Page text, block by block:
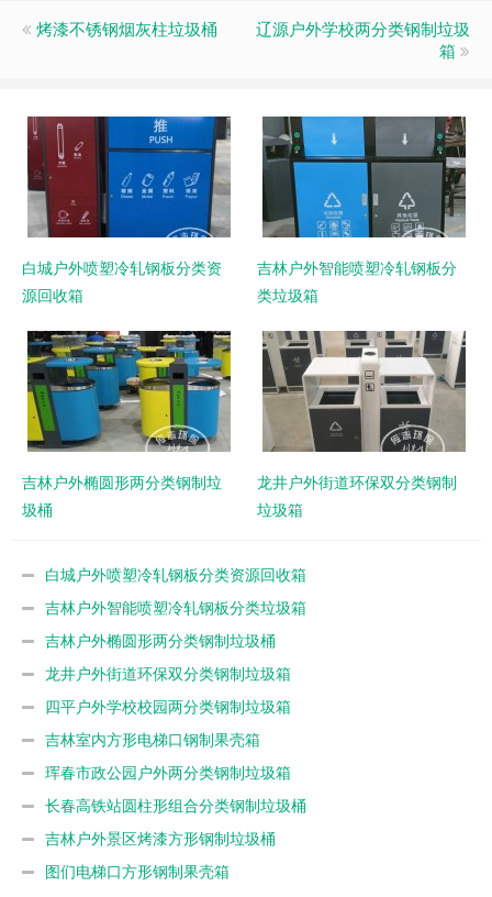
烤漆不锈钢烟灰柱垃圾桶
辽源户外学校两分类钢制垃圾
箱
白城户外喷塑冷轧钢板分类资
源回收箱
吉林户外智能喷塑冷轧钢板分
类垃圾箱
吉林户外椭圆形两分类钢制垃
圾桶
龙井户外街道环保双分类钢制
垃圾箱
白城户外喷塑冷轧钢板分类资源回收箱
吉林户外智能喷塑冷轧钢板分类垃圾箱
吉林户外椭圆形两分类钢制垃圾桶
龙井户外街道环保双分类钢制垃圾箱
四平户外学校校园两分类钢制垃圾箱
吉林室内方形电梯口钢制果壳箱
珲春市政公园户外两分类钢制垃圾箱
长春高铁站圆柱形组合分类钢制垃圾桶
吉林户外景区烤漆方形钢制垃圾桶
图们电梯口方形钢制果壳箱